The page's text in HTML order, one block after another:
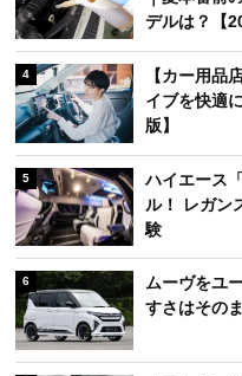
デルは？【
4
【カー用品
イブを快適
版】
5
ハイエース
ル！ レガン
験
6
ムーヴをユ
すさはその